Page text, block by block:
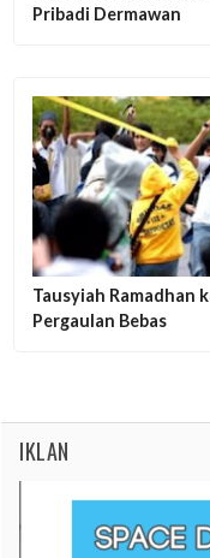
Pribadi Dermawan
Tausyiah Ramadhan
Pergaulan Bebas
IKLAN